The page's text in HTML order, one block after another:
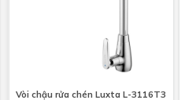
Vòi chậu rửa chén Luxta L-3116T3